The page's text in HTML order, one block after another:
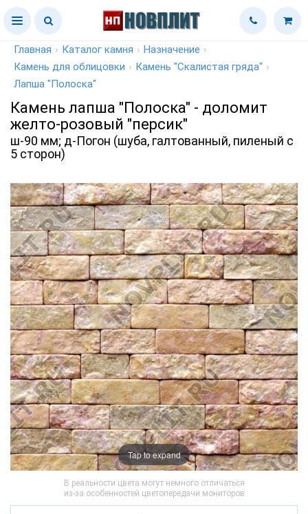
Главная › Каталог камня › Назначение ›
Камень для облицовки › Камень "Скалистая гряда" ›
Лапша "Полоска"
Камень лапша "Полоска" - доломит
желто-розовый "персик"
ш-90 мм; д-Погон (шуба, галтованный, пиленый с
5 сторон)
Tap to expand
В реальности цвета могут немного отличаться
из-за особенностей цветопередачи мониторов